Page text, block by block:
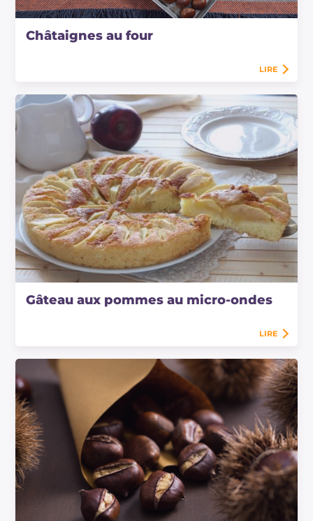
Châtaignes au four
LIRE
Gâteau aux pommes au micro-ondes
LIRE